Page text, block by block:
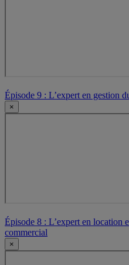
Épisode 9 : L’expert en gestion
×
Épisode 8 : L’expert en location
commercial
×